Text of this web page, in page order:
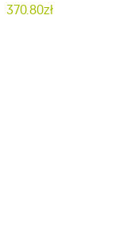
370.80zł